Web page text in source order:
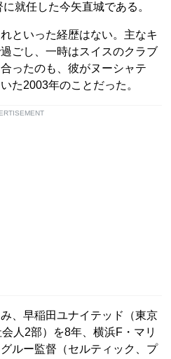
就任した今矢直城である。
といった経歴はない。主なキ
ごし、一時はスイスのクラブ
ったのも、彼がヌーシャテ
た2003年のことだった。
、早稲田ユナイテッド（東京
人2部）を8年、横浜F・マリ
ルー監督（セルティック、プ